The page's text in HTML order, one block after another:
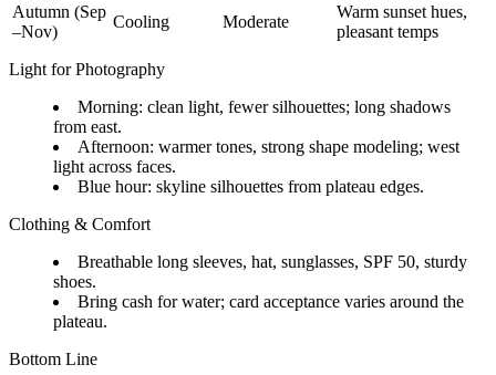
Autumn (Sep
–Nov)
Cooling Moderate
Warm sunset hues,
pleasant temps
Light for Photography
Morning: clean light, fewer silhouettes; long shadows
from east.
Afternoon: warmer tones, strong shape modeling; west
light across faces.
Blue hour: skyline silhouettes from plateau edges.
Clothing & Comfort
Breathable long sleeves, hat, sunglasses, SPF 50, sturdy
shoes.
Bring cash for water; card acceptance varies around the
plateau.
Bottom Line